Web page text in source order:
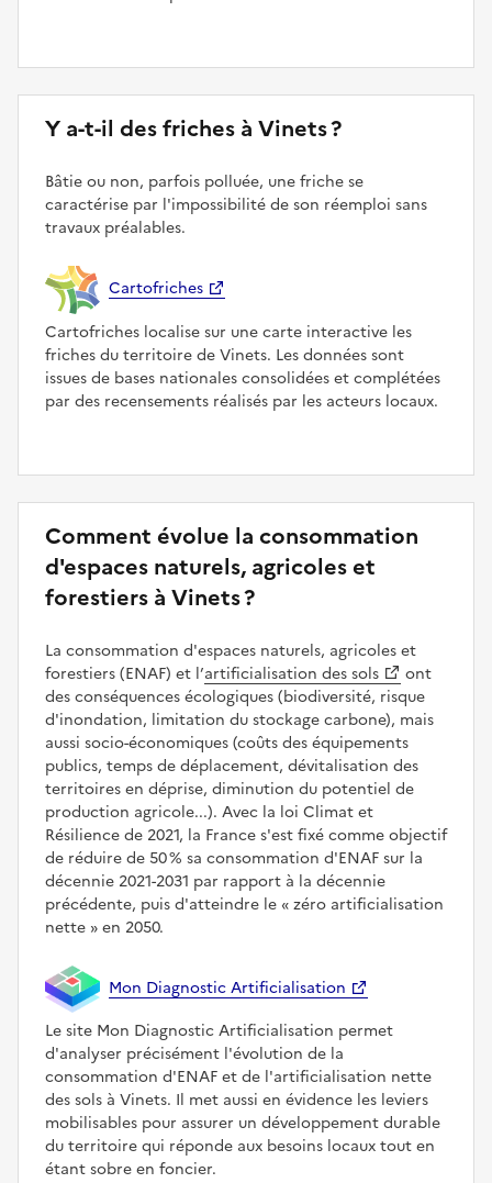
Y a-t-il des friches à Vinets ?
Bâtie ou non, parfois polluée, une friche se
caractérise par l'impossibilité de son réemploi sans
travaux préalables.
Cartofriches
Cartofriches localise sur une carte interactive les
friches du territoire de Vinets. Les données sont
issues de bases nationales consolidées et complétées
par des recensements réalisés par les acteurs locaux.
Comment évolue la consommation
d'espaces naturels, agricoles et
forestiers à Vinets ?
La consommation d'espaces naturels, agricoles et
forestiers (ENAF) et l’artificialisation des sols
ont
des conséquences écologiques (biodiversité, risque
d'inondation, limitation du stockage carbone), mais
aussi socio-économiques (coûts des équipements
publics, temps de déplacement, dévitalisation des
territoires en déprise, diminution du potentiel de
production agricole...). Avec la loi Climat et
Résilience de 2021, la France s'est fixé comme objectif
de réduire de 50 % sa consommation d'ENAF sur la
décennie 2021-2031 par rapport à la décennie
précédente, puis d'atteindre le
zéro artificialisation
nette
en 2050.
Mon Diagnostic Artificialisation
Le site Mon Diagnostic Artificialisation permet
d'analyser précisément l'évolution de la
consommation d'ENAF et de l'artificialisation nette
des sols à Vinets. Il met aussi en évidence les leviers
mobilisables pour assurer un développement durable
du territoire qui réponde aux besoins locaux tout en
étant sobre en foncier.